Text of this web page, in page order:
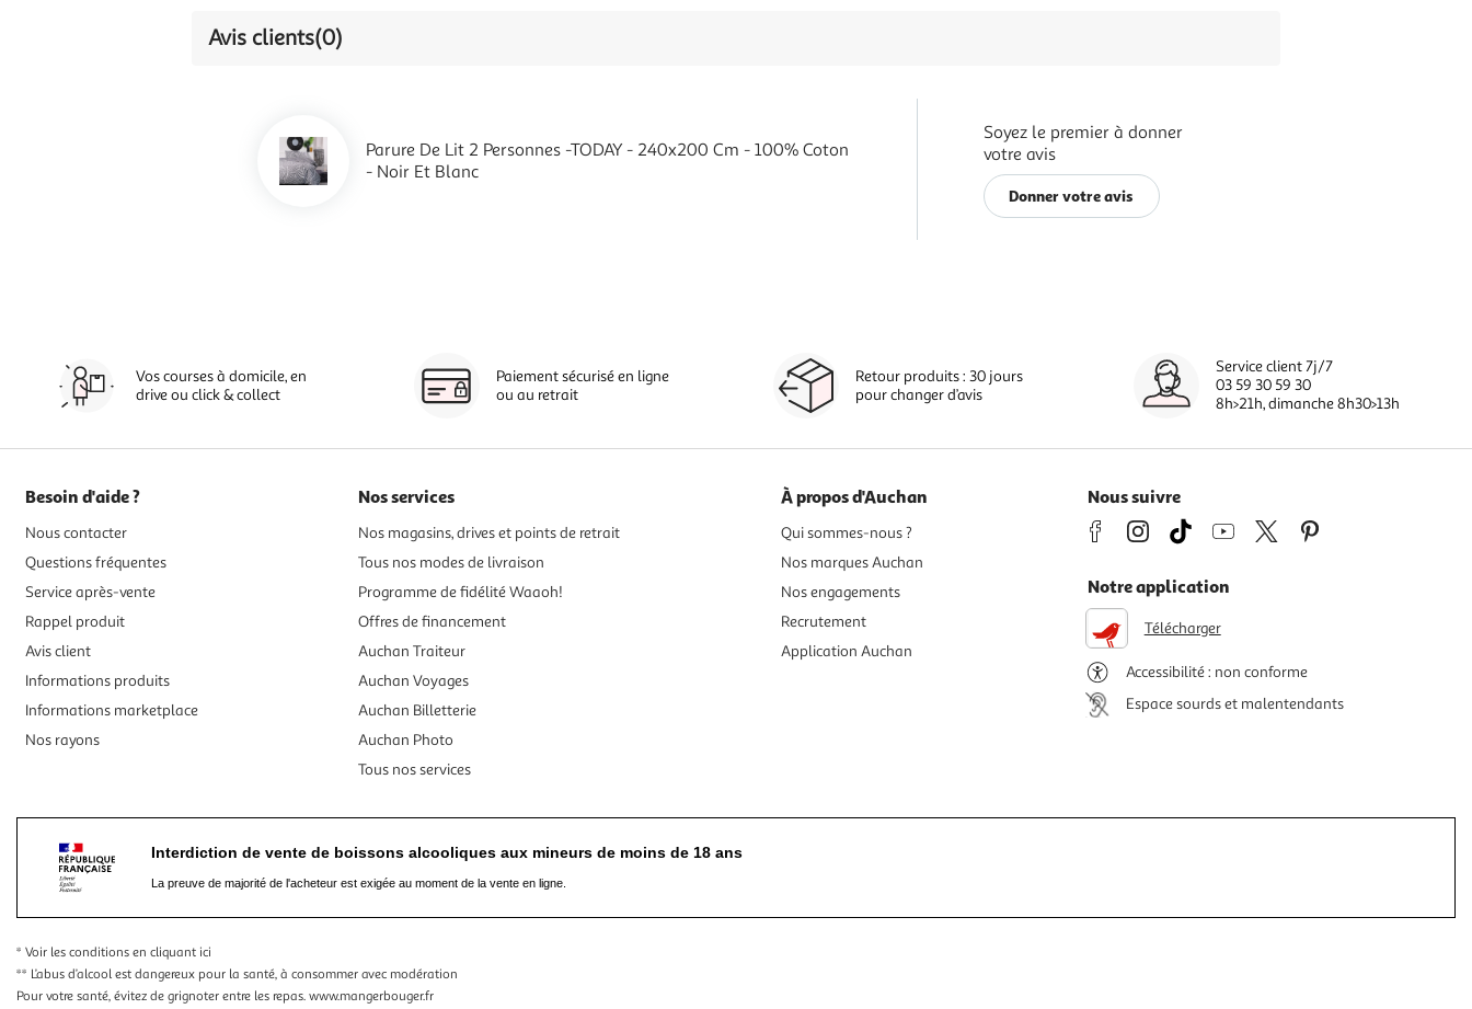
Avis clients(0)
Parure De Lit 2 Personnes -TODAY - 240x200 Cm - 100% Coton
- Noir Et Blanc
Soyez le premier à donner
votre avis
Donner votre avis
Vos courses à domicile, en
drive ou click & collect
Paiement sécurisé en ligne
ou au retrait
Retour produits : 30 jours
pour changer d’avis
Service client 7j/7
03 59 30 59 30
8h>21h, dimanche 8h30>13h
Besoin d'aide ?
Nous contacter
Questions fréquentes
Service après-vente
Rappel produit
Avis client
Informations produits
Informations marketplace
Nos rayons
Nos services
Nos magasins, drives et points de retrait
Tous nos modes de livraison
Programme de fidélité Waaoh!
Offres de financement
Auchan Traiteur
Auchan Voyages
Auchan Billetterie
Auchan Photo
Tous nos services
À propos d'Auchan
Qui sommes-nous ?
Nos marques Auchan
Nos engagements
Recrutement
Application Auchan
Nous suivre
Notre application
Télécharger
Accessibilité : non conforme
Espace sourds et malentendants
Interdiction de vente de boissons alcooliques aux mineurs de moins de 18 ans
La preuve de majorité de l'acheteur est exigée au moment de la vente en ligne.
* Voir les conditions en cliquant ici
** L’abus d’alcool est dangereux pour la santé, à consommer avec modération
Pour votre santé, évitez de grignoter entre les repas. www.mangerbouger.fr